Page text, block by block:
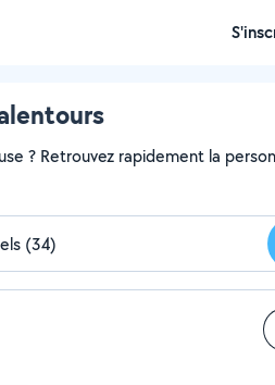
? Retrouvez rapidement la